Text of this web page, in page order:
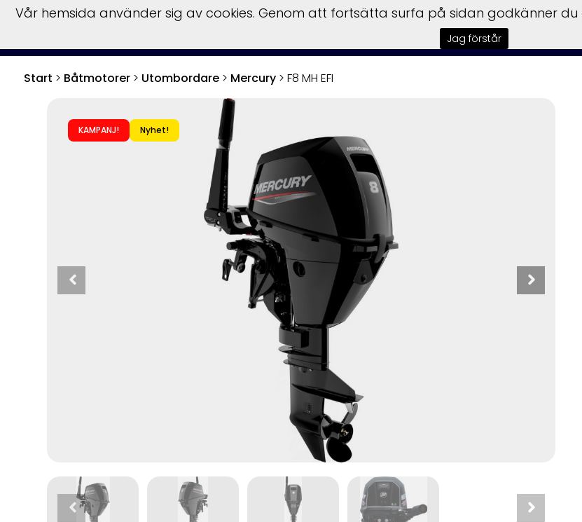
Trailer Verkstad
Start > Båtmotorer> Utombordare> Mercury> F8 MH EFI
KAMPANJ! Nyhet!
Vår hemsida använder sig av cookies. Genom att fortsätta surfa på sidan godkänner du
Jag förstår